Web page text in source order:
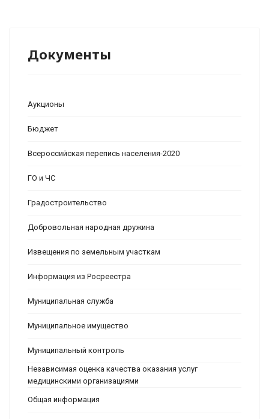
Документы
Аукционы
Бюджет
Всероссийская перепись населения-2020
ГО и ЧС
Градостроительство
Добровольная народная дружина
Извещения по земельным участкам
Информация из Росреестра
Муниципальная служба
Муниципальное имущество
Муниципальный контроль
Независимая оценка качества оказания услуг
медицинскими организациями
Общая информация